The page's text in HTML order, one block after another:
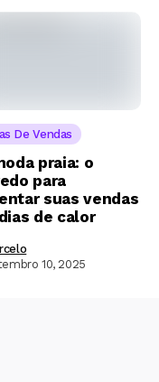
De Vendas
praia: o
para
suas vendas
de calor
10, 2025